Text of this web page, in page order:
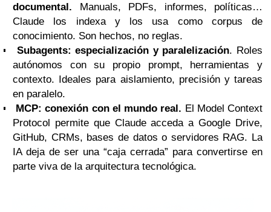
documental. Manuals, PDFs, informes, políticas…
Claude los indexa y los usa como corpus de
conocimiento. Son hechos, no reglas.
Subagents: especialización y paralelización. Roles
autónomos con su propio prompt, herramientas y
contexto. Ideales para aislamiento, precisión y tareas
en paralelo.
MCP: conexión con el mundo real. El Model Context
Protocol permite que Claude acceda a Google Drive,
GitHub, CRMs, bases de datos o servidores RAG. La
IA deja de ser una “caja cerrada” para convertirse en
parte viva de la arquitectura tecnológica.